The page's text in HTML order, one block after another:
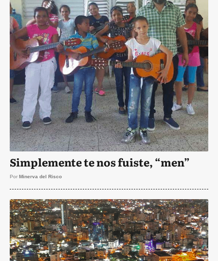
Simplemente te nos fuiste, “men”
Por Minerva del Risco